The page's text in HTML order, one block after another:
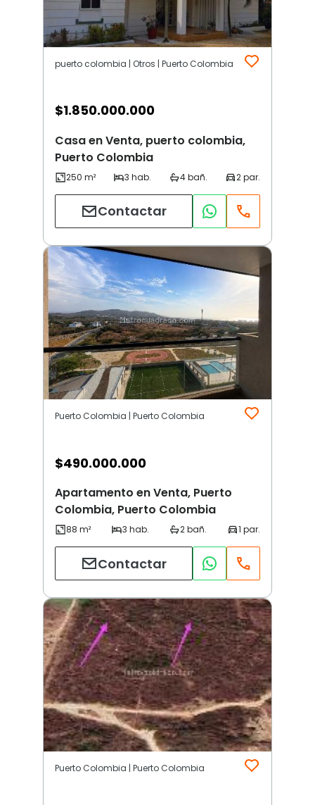
puerto colombia | Otros | Puerto Colombia
$1.850.000.000
Casa en Venta, puerto colombia,
Puerto Colombia
Contactar
Puerto Colombia | Puerto Colombia
$490.000.000
Apartamento en Venta, Puerto
Colombia, Puerto Colombia
Contactar
Puerto Colombia | Puerto Colombia